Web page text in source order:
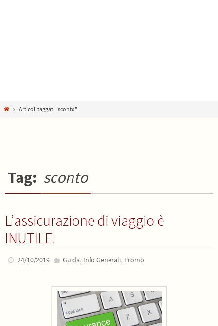
HomeArticoli taggati "sconto"
Tag: sconto
L’assicurazione di viaggio è
INUTILE!
24/10/2019 Guida, Info Generali, Promo